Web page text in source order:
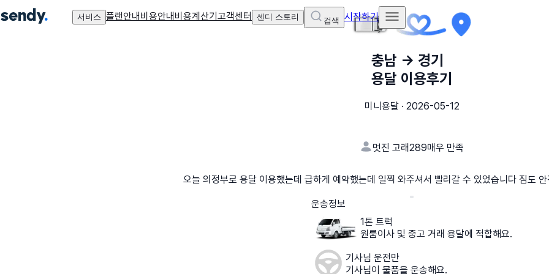
서비스 플랜안내비용안내비용계산기고객센터 센디 스토리 검색 시작하기
충남 → 경기
용달 이용후기
미니용달· 2026-05-12
멋진 고래289매우 만족
오늘 의정부로 용달 이용했는데 급하게 예약했는데 일찍 와주셔서 빨리갈 수 있었습니다 짐도
운송정보
1톤 트럭
원룸이사 및 중고 거래 용달에 적합해요.
기사님 운전만
기사님이 물품을 운송해요.